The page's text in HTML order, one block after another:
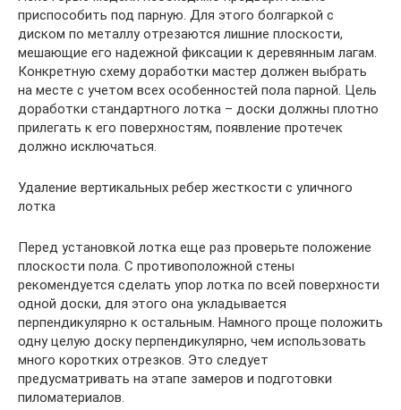
приспособить под парную. Для этого болгаркой с
диском по металлу отрезаются лишние плоскости,
мешающие его надежной фиксации к деревянным лагам.
Конкретную схему доработки мастер должен выбрать
на месте с учетом всех особенностей пола парной. Цель
доработки стандартного лотка – доски должны плотно
прилегать к его поверхностям, появление протечек
должно исключаться.
Удаление вертикальных ребер жесткости с уличного
лотка
Перед установкой лотка еще раз проверьте положение
плоскости пола. С противоположной стены
рекомендуется сделать упор лотка по всей поверхности
одной доски, для этого она укладывается
перпендикулярно к остальным. Намного проще положить
одну целую доску перпендикулярно, чем использовать
много коротких отрезков. Это следует
предусматривать на этапе замеров и подготовки
пиломатериалов.